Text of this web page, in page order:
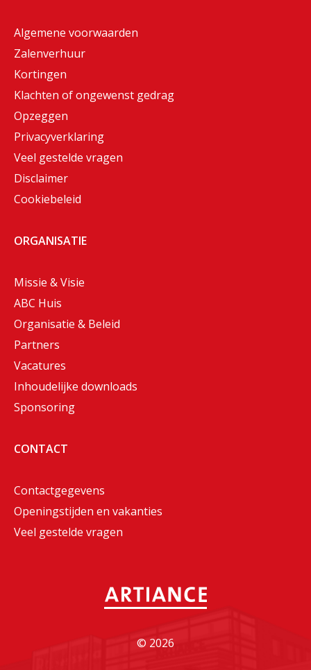
Algemene voorwaarden
Zalenverhuur
Kortingen
Klachten of ongewenst gedrag
Opzeggen
Privacyverklaring
Veel gestelde vragen
Disclaimer
Cookiebeleid
ORGANISATIE
Missie & Visie
ABC Huis
Organisatie & Beleid
Partners
Vacatures
Inhoudelijke downloads
Sponsoring
CONTACT
Contactgegevens
Openingstijden en vakanties
Veel gestelde vragen
© 2026